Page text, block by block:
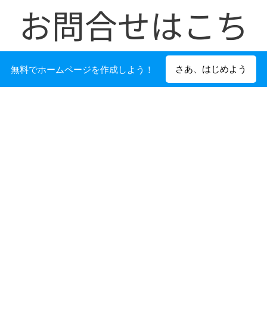
お問合せはこち
らから
無料でホームページを作成しよう！ さあ、はじめよう